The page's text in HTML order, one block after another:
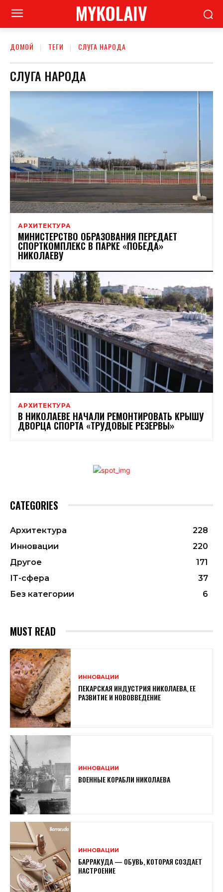
MYKOLAIV
ДОМОЙ ТЕГИ СЛУГА НАРОДА
СЛУГА НАРОДА
АРХИТЕКТУРА
МИНИСТЕРСТВО ОБРАЗОВАНИЯ ПЕРЕДАЕТ
СПОРТКОМПЛЕКС В ПАРКЕ «ПОБЕДА»
НИКОЛАЕВУ
АРХИТЕКТУРА
В НИКОЛАЕВЕ НАЧАЛИ РЕМОНТИРОВАТЬ КРЫШУ
ДВОРЦА СПОРТА «ТРУДОВЫЕ РЕЗЕРВЫ»
CATEGORIES
Архитектура
228
Инновации
220
Другое
171
ІТ-сфера
37
Без категории
6
MUST READ
ИННОВАЦИИ
ПЕКАРСКАЯ ИНДУСТРИЯ НИКОЛАЕВА, ЕЕ
РАЗВИТИЕ И НОВОВВЕДЕНИЕ
ИННОВАЦИИ
ВОЕННЫЕ КОРАБЛИ НИКОЛАЕВА
ИННОВАЦИИ
БАРРАКУДА — ОБУВЬ, КОТОРАЯ СОЗДАЕТ
НАСТРОЕНИЕ